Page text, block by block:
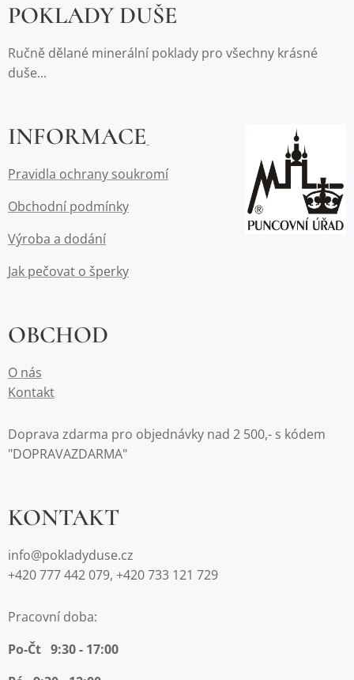
POKLADY DUŠE
Ručně dělané minerální poklady pro všechny krásné
duše...
INFORMACE
Pravidla ochrany soukromí
Obchodní podmínky
Výroba a dodání
Jak pečovat o šperky
OBCHOD
O nás
Kontakt
Doprava zdarma pro objednávky nad 2 500,- s kódem
"DOPRAVAZDARMA"
KONTAKT
info@pokladyduse.cz
+420 777 442 079, +420 733 121 729
Pracovní doba:
Po-Čt 9:30 - 17:00